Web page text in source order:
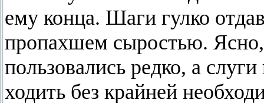
ему конца. Шаги гулко
пропахшем сыростью. Ясно,
пользовались редко, а
ходить без крайней